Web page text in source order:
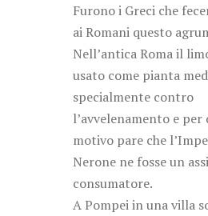
Furono i Greci che
ai Romani questo
Nell’antica Roma il
usato come pianta
specialmente contro
l’avvelenamento e per
motivo pare che
Nerone ne fosse un
consumatore.
A Pompei in una villa